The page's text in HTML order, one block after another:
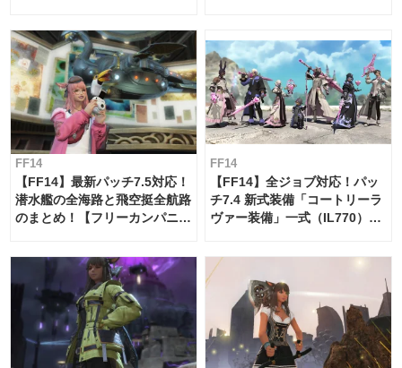
FF14
【FF14】最新パッチ7.5対応！
潜水艦の全海路と飛空挺全航路
のまとめ！【フリーカンパニ
FF14
【FF14】全ジョブ対応！パッ
チ7.4 新式装備「コートリーラ
ヴァー装備」一式（IL770）の